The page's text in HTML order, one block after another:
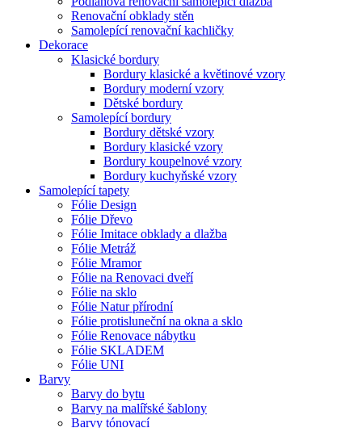
Renovační obklady stěn
Samolepící renovační kachličky
Dekorace
Klasické bordury
Bordury klasické a květinové vzory
Bordury moderní vzory
Dětské bordury
Samolepící bordury
Bordury dětské vzory
Bordury klasické vzory
Bordury koupelnové vzory
Bordury kuchyňské vzory
Samolepící tapety
Fólie Design
Fólie Dřevo
Fólie Imitace obklady a dlažba
Fólie Metráž
Fólie Mramor
Fólie na Renovaci dveří
Fólie na sklo
Fólie Natur přírodní
Fólie protisluneční na okna a sklo
Fólie Renovace nábytku
Fólie SKLADEM
Fólie UNI
Barvy
Barvy do bytu
Barvy na malířské šablony
Barvy tónovací